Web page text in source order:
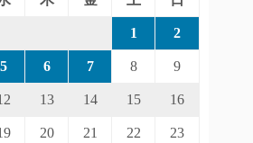
1 2
5 6 7 8 9
13 14 15 16
20 21 22 23